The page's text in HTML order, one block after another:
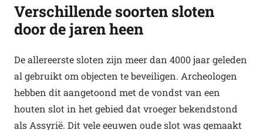
Verschillende soorten sloten
door de jaren heen
De allereerste sloten zijn meer dan 4000 jaar geleden
al gebruikt om objecten te beveiligen. Archeologen
hebben dit aangetoond met de vondst van een
houten slot in het gebied dat vroeger bekendstond
als Assyrië. Dit vele eeuwen oude slot was gemaakt